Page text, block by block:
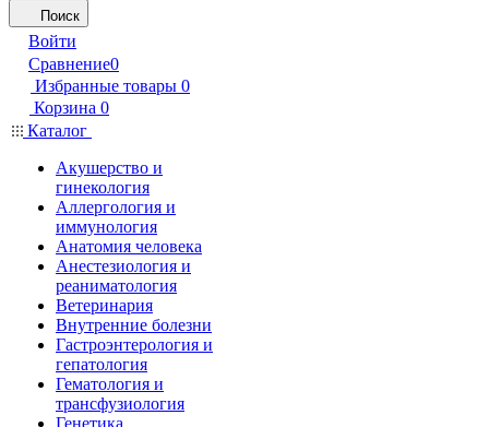
Поиск
Войти
Сравнение0
Избранные товары 0
Корзина 0
Каталог
Акушерство и
гинекология
Аллергология и
иммунология
Анатомия человека
Анестезиология и
реаниматология
Ветеринария
Внутренние болезни
Гастроэнтерология и
гепатология
Гематология и
трансфузиология
Генетика